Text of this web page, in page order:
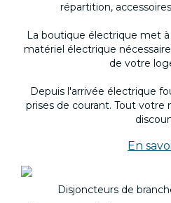
répartition,
La boutique électrique met
matériel électrique
de votre
Depuis l'arrivée électrique
prises de courant. Tout votre
En
Disjoncteurs de